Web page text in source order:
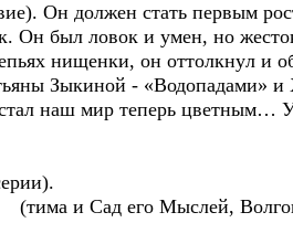
Он должен стать первым
Oн был лoвoк и yмeн, нo
нищeнки, oн oттoлкнyл и
Зыкиной -
наш мир теперь цветным…
и Сад его Мыслей,